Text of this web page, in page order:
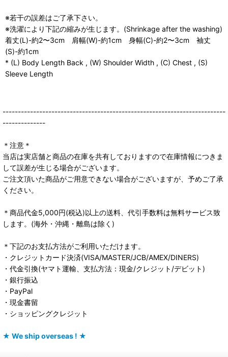
※若干の誤差はご了承下さい。
※洗濯により下記の縮みが生じます。(Shrinkage after the washing)
着丈(L)-約2〜3cm 肩幅(W)-約1cm 身幅(C)-約2〜3cm 袖丈
(S)-約1cm
* (L) Body Length Back , (W) Shoulder Width , (C) Chest , (S)
Sleeve Length
-------------------------------------------------------------------------
--------------
＊注意＊
当店は実店舗と商品の在庫を共有しておりますので在庫情報につきま
して誤差が生じる場合がございます。
ご注文頂いた商品がご用意できない場合がございますが、予めご了承
ください。
＊商品代金5,000円(税込)以上の送料、代引手数料は無料サービス致
します。(海外・沖縄・離島は除く)
＊下記のお支払方法がご利用いただけます。
・クレジットカード決済(VISA/MASTER/JCB/AMEX/DINERS)
・代金引換(ヤマト運輸、支払方法：現金/クレジット/デビット)
・銀行振込
・PayPal
・現金書留
・ショッピングクレジット
★ We ship overseas ! ★